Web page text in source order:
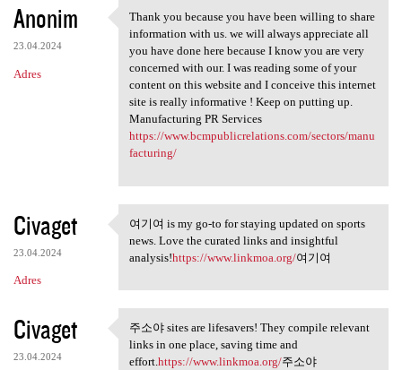
Anonim
23.04.2024
Adres
Thank you because you have
Thank you because you have been willing to share
information with us. we will always appreciate all
you have done here because I know you are very
concerned with our. I was reading some of your
content on this website and I conceive this internet
site is really informative ! Keep on putting up.
Manufacturing PR Services
https://www.bcmpublicrelations.com/sectors/manu
facturing/
Civaget
23.04.2024
Adres
여기여 is my go-to for staying
여기여 is my go-to for staying updated on sports
news. Love the curated links and insightful
analysis!https://www.linkmoa.org/여기여
Civaget
23.04.2024
주소야 sites are lifesavers!
주소야 sites are lifesavers! They compile relevant
links in one place, saving time and
effort.https://www.linkmoa.org/주소야